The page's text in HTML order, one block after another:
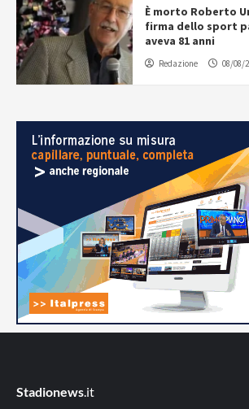
È morto Roberto
firma dello sport
aveva 81 anni
Redazione 08/08/
Stadionews .it